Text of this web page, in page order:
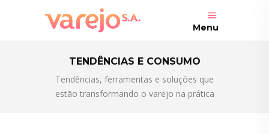
Menu
TENDÊNCIAS E CONSUMO
Tendências, ferramentas e soluções que
estão transformando o varejo na prática